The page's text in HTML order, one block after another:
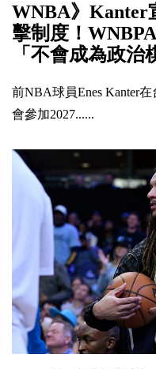
WNBA》Kanter
擊制度！
「不會成為政治
前NBA球員Enes Kanter
會參加2027......